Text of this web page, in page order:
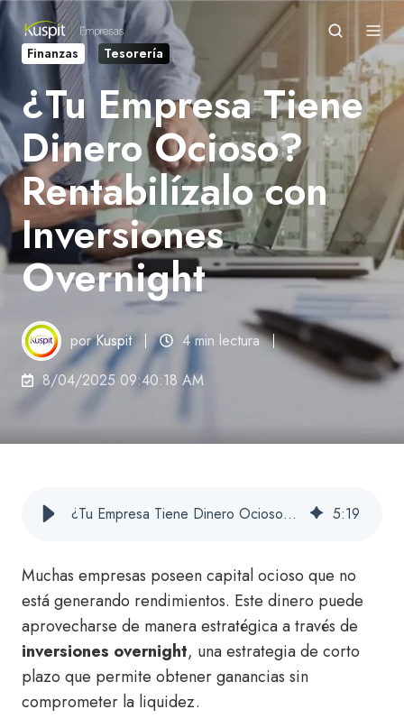
Finanzas Tesorería
¿Tu Empresa Tiene
Dinero Ocioso?
Rentabilízalo con
Inversiones
Overnight
porKuspit
4 min lectura
8/04/2025 09:40:18 AM
¿Tu Empresa Tiene Dinero Ocioso? Rentabilízalo con Inversiones Overnight 5:19
Muchas empresas poseen capital ocioso que no
está generando rendimientos. Este dinero puede
aprovecharse de manera estratégica a través de
inversiones overnight, una estrategia de corto
plazo que permite obtener ganancias sin
comprometer la liquidez.